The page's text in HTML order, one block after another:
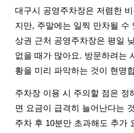
대구시 공영주차장은 저렴한
지만, 주말에는 일찍 만차될 수
상권 근처 공영주차장은 평일
없을 때가 많아요. 방문하려는
황을 미리 파악하는 것이 현명
주차장 이용 시 주의할 점은 정
면 요금이 급격히 늘어난다는
주차 후 10분만 초과해도 추가